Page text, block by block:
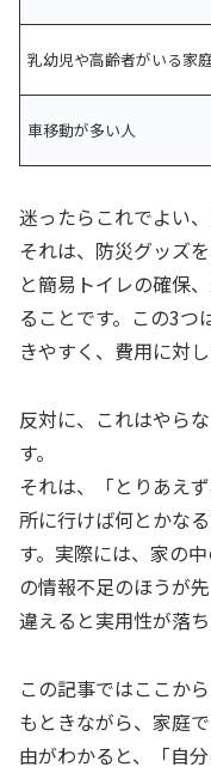
乳幼児や高齢者がいる家
車移動が多い人
迷ったらこれでよい
それは、防災グッズ
と簡易トイレの確保
ることです。この3つ
きやすく、費用に対
反対に、これはやら
す。
それは、「とりあえ
所に行けば何とかな
す。実際には、家の
の情報不足のほうが
違えると実用性が落ち
この記事ではここか
もときながら、家庭
由がわかると、「自